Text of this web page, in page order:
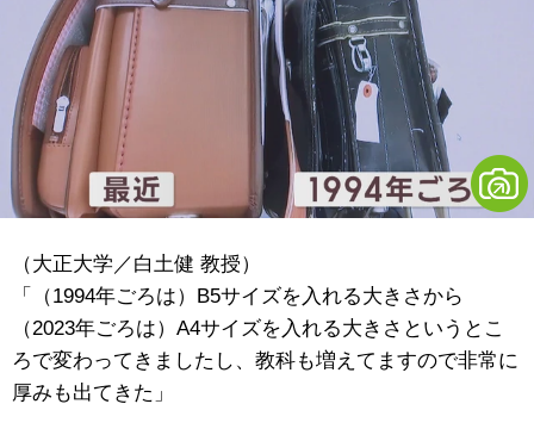
（大正大学／白土健 教授）
「（1994年ごろは）B5サイズを入れる大きさから
（2023年ごろは）A4サイズを入れる大きさというとこ
ろで変わってきましたし、教科も増えてますので非常に
厚みも出てきた」